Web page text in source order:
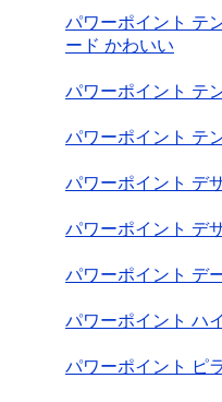
パワーポイント テ
ード かわいい
パワーポイント テ
パワーポイント テ
パワーポイント デ
パワーポイント デ
パワーポイント デ
パワーポイント ハ
パワーポイント ピ